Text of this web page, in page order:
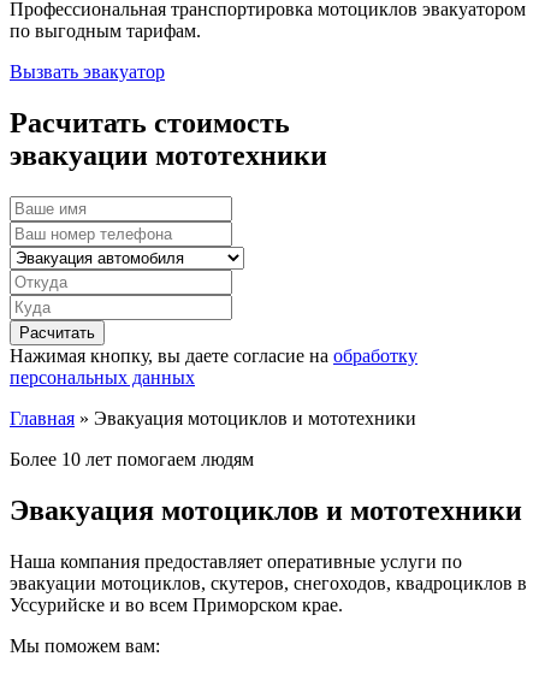
Профессиональная транспортировка мотоциклов эвакуатором
по выгодным тарифам.
Вызвать эвакуатор
Расчитать стоимость
эвакуации мототехники
Расчитать
Нажимая кнопку, вы даете согласие на обработку
персональных данных
Главная » Эвакуация мотоциклов и мототехники
Более 10 лет помогаем людям
Эвакуация мотоциклов и мототехники
Наша компания предоставляет оперативные услуги по
эвакуации мотоциклов, скутеров, снегоходов, квадроциклов в
Уссурийске и во всем Приморском крае.
Мы поможем вам: